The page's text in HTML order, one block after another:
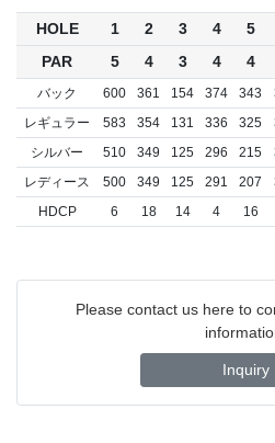
HOLE 1 2 3 4 5
PAR
5 4 3 4 4
バック 600 361 154 374 343
レギュラー
583 354 131 336 325
シルバー
510 349 125 296 215
レディース
500 349 125 291 207
HDCP
6 18 14 4 16
Please contact us here to
Inquiry